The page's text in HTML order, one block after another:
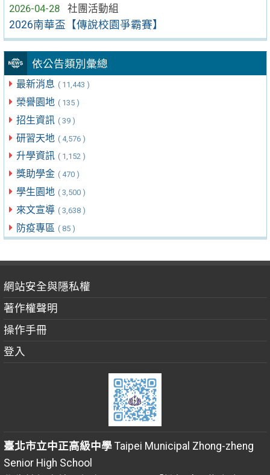
2026-04-28
社團活動組
2026南華盃【傳說校園爭霸賽】
依公告類別彙總
最新消息 ( 11,443 )
榮譽園地 ( 135 )
招生資訊 ( 39 )
研習天地 ( 4,576 )
升學資訊 ( 1,152 )
獎助學金 ( 470 )
學生園地 ( 3,500 )
來文宣導 ( 3,638 )
防疫專區 ( 85 )
網站安全與隱私權
著作權聲明
操作手冊
登入
臺北市立中正高級中學Taipei Municipal Zhong-zheng
Senior High School